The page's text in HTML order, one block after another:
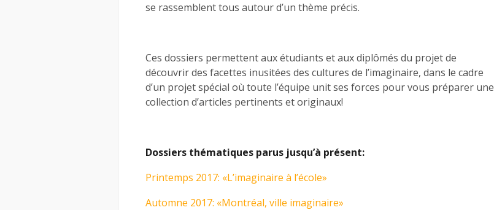
se rassemblent tous autour d’un thème précis.
Ces dossiers permettent aux étudiants et aux diplômés du projet de
découvrir des facettes inusitées des cultures de l’imaginaire, dans le cadre
d’un projet spécial où toute l’équipe unit ses forces pour vous préparer une
collection d’articles pertinents et originaux!
Dossiers thématiques parus jusqu’à présent:
Printemps 2017: «L’imaginaire à l’école»
Automne 2017: «Montréal, ville imaginaire»